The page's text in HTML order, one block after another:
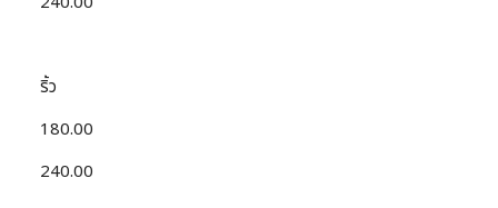
ริ้ว
180.00
240.00